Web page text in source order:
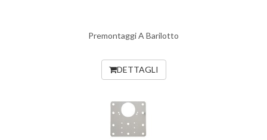
Premontaggi A Barilotto
DETTAGLI